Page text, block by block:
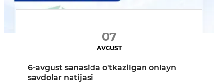
07
AVGUST
6-avgust sanasida o'tkazilgan onlayn
savdolar natijasi